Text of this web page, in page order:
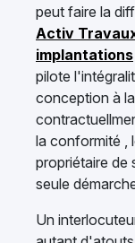
peut faire la
Activ
implantations
pilote
conception à
la conformité ,
propriétaire de
seule
Un